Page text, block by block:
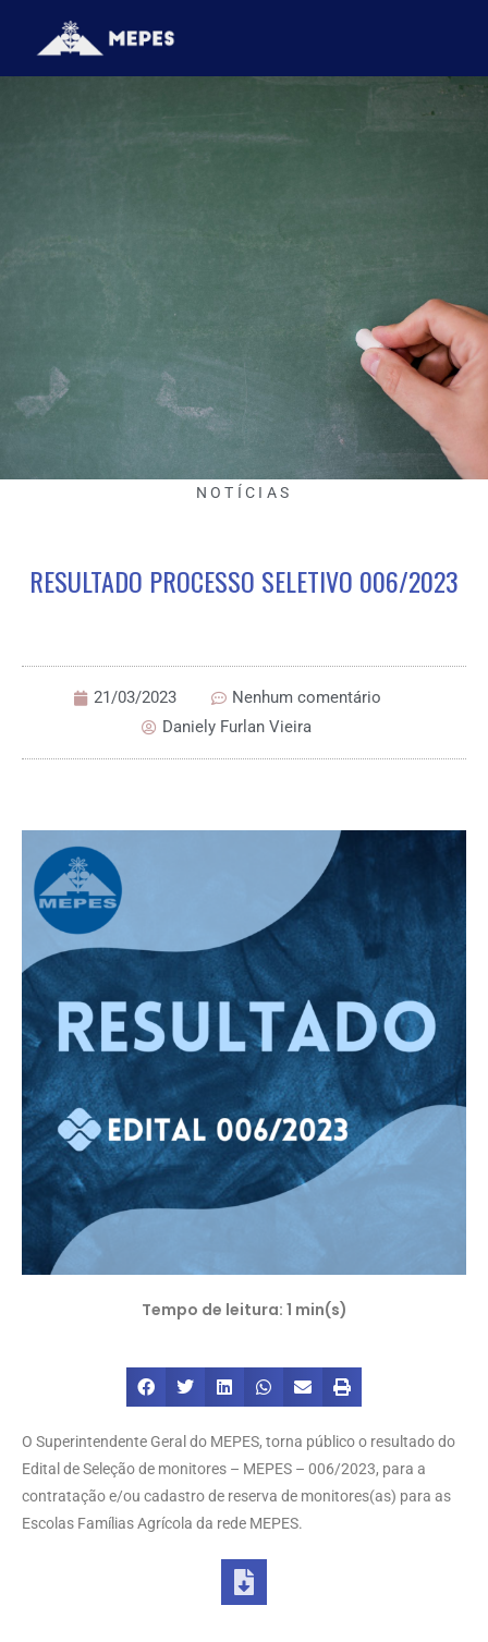
NOTÍCIAS
RESULTADO PROCESSO SELETIVO 006/2023
21/03/2023
Nenhum comentário
Daniely Furlan Vieira
O Superintendente Geral do MEPES, torna público o resultado do
Edital de Seleção de monitores – MEPES – 006/2023, para a
contratação e/ou cadastro de reserva de monitores(as) para as
Escolas Famílias Agrícola da rede MEPES.